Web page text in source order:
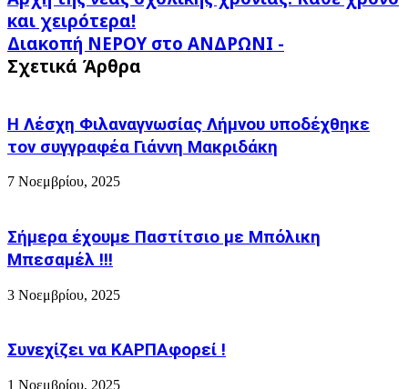
της
νέας
σχολικής
χρονιάς.
Κάθε
και
χειρότερα!
και χειρότερα!
Διακοπή
ΝΕΡΟΥ
στο
Διακοπή ΝΕΡΟΥ στο ΑΝΔΡΩΝΙ -
Σχετικά Άρθρα
Η Λέσχη Φιλαναγνωσίας Λήμνου υποδέχθηκε
τον συγγραφέα Γιάννη Μακριδάκη
7 Νοεμβρίου, 2025
Σήμερα έχουμε Παστίτσιο με Μπόλικη
Μπεσαμέλ !!!
3 Νοεμβρίου, 2025
Συνεχίζει να ΚΑΡΠΑφορεί !
1 Νοεμβρίου, 2025